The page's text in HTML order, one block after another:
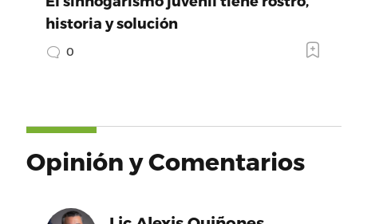
historia y solución
0
Opinión y Comentarios